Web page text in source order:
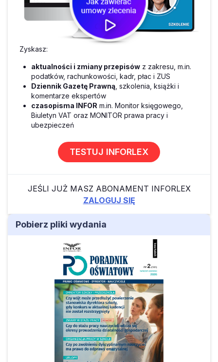
Zyskasz:
aktualności i zmiany przepisów z zakresu, m.in.
podatków, rachunkowości, kadr, płac i ZUS
Dziennik Gazetę Prawną , szkolenia, książki i
komentarze ekspertów
czasopisma INFOR m.in. Monitor księgowego,
Biuletyn VAT oraz MONITOR prawa pracy i
ubezpieczeń
TESTUJ INFORLEX
JEŚLI JUŻ MASZ ABONAMENT INFORLEX
ZALOGUJ SIĘ
Pobierz pliki wydania